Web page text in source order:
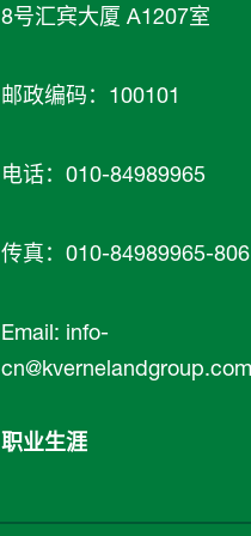
8号汇宾大厦 A1207室
邮政编码：100101
电话：010-84989965
传真：010-84989965-806
Email: info-
cn@kvernelandgroup.com
职业生涯